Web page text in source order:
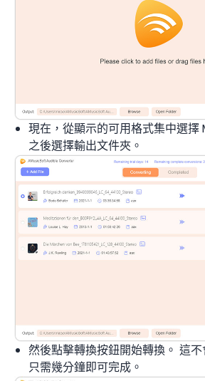
現在，從顯示的可用格式集中選擇
之後選擇輸出文件夾。
然後點擊轉換按鈕開始轉換。 這不
只需幾分鐘即可完成。